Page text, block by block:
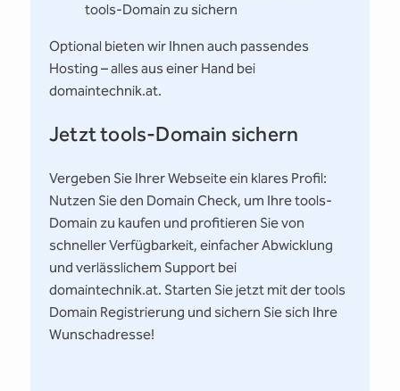
tools-Domain zu sichern
Optional bieten wir Ihnen auch passendes
Hosting – alles aus einer Hand bei
domaintechnik.at.
Jetzt tools-Domain sichern
Vergeben Sie Ihrer Webseite ein klares Profil:
Nutzen Sie den Domain Check, um Ihre tools-
Domain zu kaufen und profitieren Sie von
schneller Verfügbarkeit, einfacher Abwicklung
und verlässlichem Support bei
domaintechnik.at. Starten Sie jetzt mit der tools
Domain Registrierung und sichern Sie sich Ihre
Wunschadresse!